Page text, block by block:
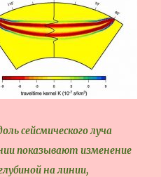
сейсмического луча
показывают изменение
на линии,